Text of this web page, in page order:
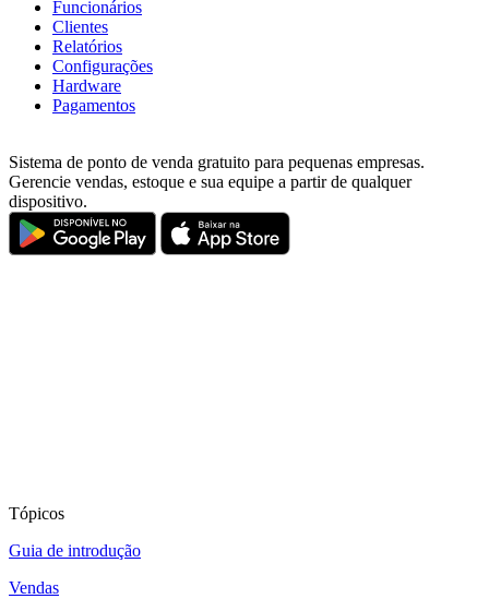
Funcionários
Clientes
Relatórios
Configurações
Hardware
Pagamentos
Sistema de ponto de venda gratuito para pequenas empresas.
Gerencie vendas, estoque e sua equipe a partir de qualquer
dispositivo.
Tópicos
Guia de introdução
Vendas